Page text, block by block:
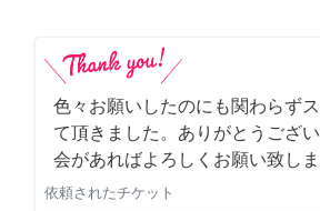
色々お願いしたのにも関わらず
て頂きました。ありがとうござ
会があればよろしくお願い致し
依頼されたチケット